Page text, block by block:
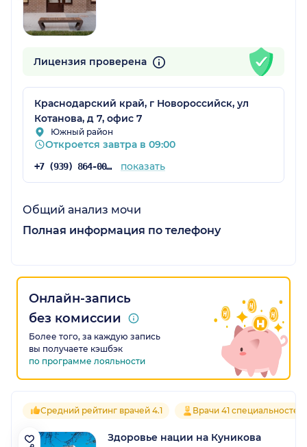
Лицензия проверена
Краснодарский край, г Новороссийск, ул
Котанова, д 7, офис 7
Южный район
Откроется завтра в 09:00
+7 (939) 864-00-87 показать
Общий анализ мочи
Полная информация по телефону
Онлайн-запись
без комиссии
Более того, за каждую запись
вы получаете кэшбэк
по программе лояльности
Средний рейтинг врачей 4.1 Врачи 41 специальностей
Здоровье нации на Куникова